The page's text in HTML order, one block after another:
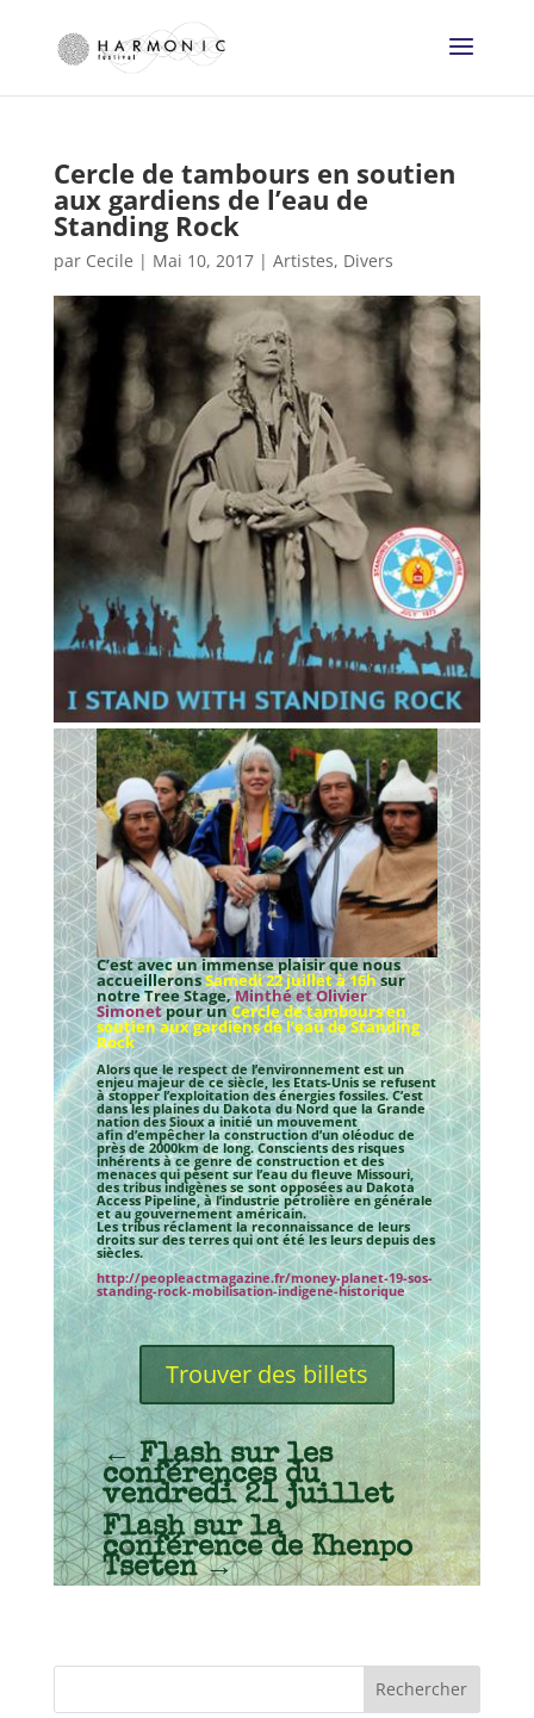
Cercle de tambours en soutien
aux gardiens de l’eau de
Standing Rock
par Cecile | Mai 10, 2017| Artistes, Divers
C’est avec un immense plaisir que nous
accueilleronsSamedi 22 juillet à 16hsur
notre Tree Stage,Minthé et Olivier
Simonetpour unCercle de tambours en
soutien aux gardiens de l’eau de Standing
Rock
Alors que le respect de l’environnement est un
enjeu majeur de ce siècle, les Etats-Unis se refusent
à stopper l’exploitation des énergies fossiles. C’est
dans les plaines du Dakota du Nord que la Grande
nation des Sioux a initié un mouvement
afin d’empêcher la construction d’un oléoduc de
près de 2000km de long. Conscients des risques
inhérents à ce genre de construction et des
menaces qui pèsent sur l’eau du fleuve Missouri,
des tribus indigènes se sont opposées au Dakota
Access Pipeline, à l’industrie pétrolière en générale
et au gouvernement américain.
Les tribus réclament la reconnaissance de leurs
droits sur des terres qui ont été les leurs depuis des
siècles.
http://peopleactmagazine.fr/money-planet-19-sos-
standing-rock-mobilisation-indigene-historique
Trouver des billets
←Flash sur les
conférences du
vendredi 21 juillet
Flash sur la
conférence de Khenpo
Tseten→